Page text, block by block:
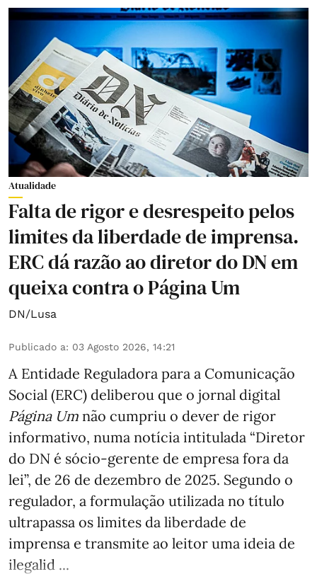
Atualidade
Falta de rigor e desrespeito pelos
limites da liberdade de imprensa.
ERC dá razão ao diretor do DN em
queixa contra o Página Um
DN/Lusa
Publicado a: 03 Agosto 2026, 14:21
A Entidade Reguladora para a Comunicação
Social (ERC) deliberou que o jornal digital
Página Um não cumpriu o dever de rigor
informativo, numa notícia intitulada “Diretor
do DN é sócio‑gerente de empresa fora da
lei”, de 26 de dezembro de 2025. Segundo o
regulador, a formulação utilizada no título
ultrapassa os limites da liberdade de
imprensa e transmite ao leitor uma ideia de
ilegalid ...